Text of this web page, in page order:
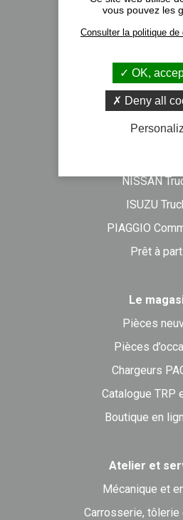
Nos
Formulaire de
Véhicules
NISSAN
ISUZU
PIAGGIO
Prêt à
Le
Pièces
Pièces
Chargeurs
Catalogue TRP
Boutique en
Atelier et
Mécanique et
Carrosserie, tôlerie
vous pouvez les
Consulter la politique de
OK,
Deny all